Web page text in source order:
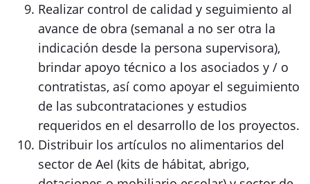
Realizar control de calidad y seguimiento al
avance de obra (semanal a no ser otra la
indicación desde la persona supervisora),
brindar apoyo técnico a los asociados y / o
contratistas, así como apoyar el seguimiento
de las subcontrataciones y estudios
requeridos en el desarrollo de los proyectos.
Distribuir los artículos no alimentarios del
sector de AeI (kits de hábitat, abrigo,